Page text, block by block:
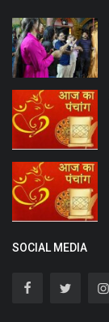
SOCIAL MEDIA